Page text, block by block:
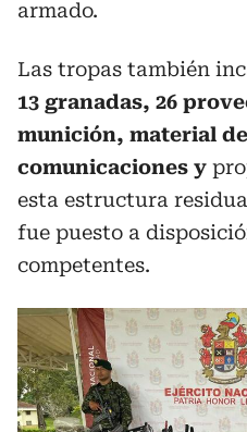
armado.
Las tropas también
13 granadas, 26
munición, material
comunicaciones y
esta estructura
fue puesto a
competentes.